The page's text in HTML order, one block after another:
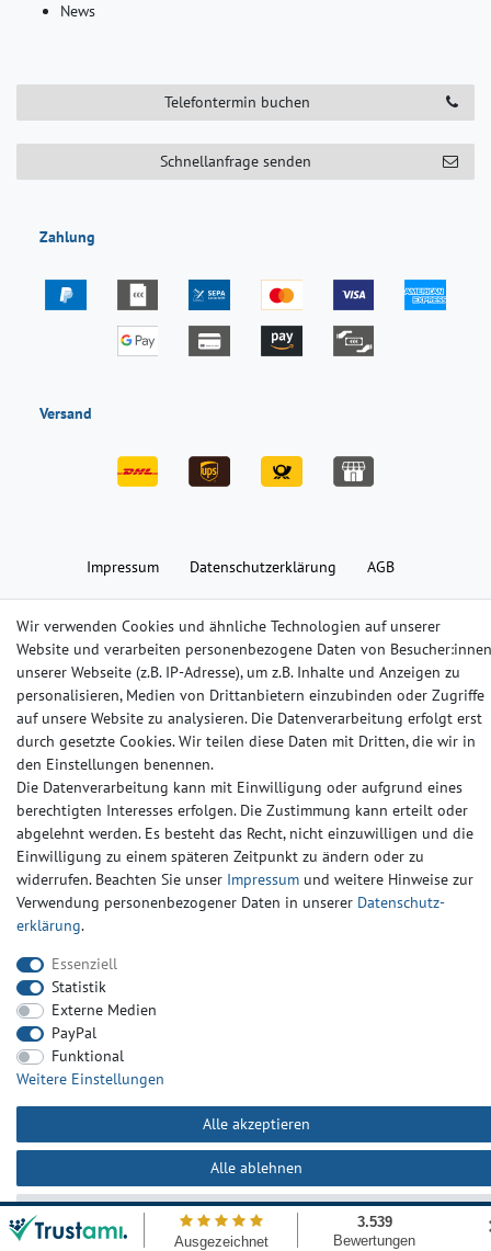
News
Telefontermin buchen
Schnellanfrage senden
Zahlung
Versand
Impressum Daten­schutz­erklärung AGB
Barrierefreiheitserklärung Widerrufs­recht Kontakt
Wir verwenden Cookies und ähnliche Technologien auf unserer
Website und verarbeiten personenbezogene Daten von Besucher:innen
unserer Webseite (z.B. IP-Adresse), um z.B. Inhalte und Anzeigen zu
personalisieren, Medien von Drittanbietern einzubinden oder Zugriffe
auf unsere Website zu analysieren. Die Datenverarbeitung erfolgt erst
durch gesetzte Cookies. Wir teilen diese Daten mit Dritten, die wir in
den Einstellungen benennen.
Die Datenverarbeitung kann mit Einwilligung oder aufgrund eines
berechtigten Interesses erfolgen. Die Zustimmung kann erteilt oder
abgelehnt werden. Es besteht das Recht, nicht einzuwilligen und die
Einwilligung zu einem späteren Zeitpunkt zu ändern oder zu
widerrufen. Beachten Sie unser Impressum und weitere Hinweise zur
Verwendung personenbezogener Daten in unserer Daten­schutz­
erklärung.
Essenziell
Statistik
Externe Medien
PayPal
Funktional
Weitere Einstellungen
Alle akzeptieren
Alle ablehnen
Auswahl akzeptieren
© Copyright 2024-2025 | Alle Rechte vorbehalten.
Widerrufs­recht Widerrufs­formular
Daten­schutz­erklärung AGB Kontakt